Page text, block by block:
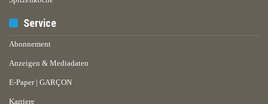
Service
Abonnement
Anzeigen & Mediadaten
E-Paper | GARÇON
Karriere